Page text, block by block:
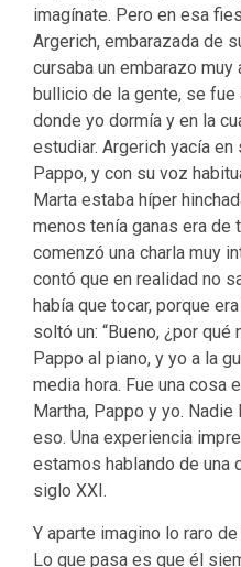
imagínate. Pero en esa
Argerich, embarazada de
cursaba un embarazo
bullicio de la gente, se fue
donde yo dormía y en la
estudiar. Argerich yacía en
Pappo, y con su voz
Marta estaba híper
menos tenía ganas era de
comenzó una charla muy
contó que en realidad no
había que tocar, porque
soltó un: “Bueno, ¿por
Pappo al piano, y yo a la
media hora. Fue una cosa
Martha, Pappo y yo.
eso. Una experiencia
estamos hablando de
siglo XXI.
Y aparte imagino lo raro
Lo que pasa es que él